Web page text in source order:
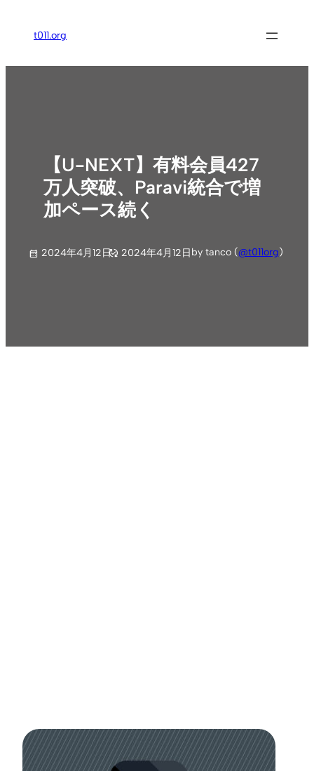
ス
t011.org
【U-NEXT】有料会員427
万人突破、Paravi統合で増
加ペース続く
2024年4月12日 2024年4月12日by tanco (@t011org)